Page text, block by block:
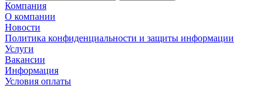
Компания
О компании
Новости
Политика конфиденциальности и защиты информации
Услуги
Вакансии
Информация
Условия оплаты